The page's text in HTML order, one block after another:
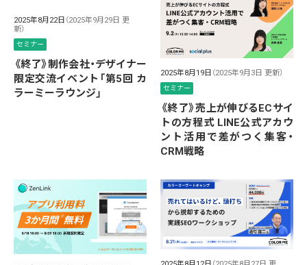
2025年8月22日 （2025年9月29日 更
新）
セミナー
《終了》制作会社・デザイナー
限定交流イベント「第5回 カ
ラーミーラウンジ」
2025年8月19日 （2025年9月3日 更新）
セミナー
《終了》売上が伸びるECサイ
トの方程式 LINE公式アカウ
ント活用で差がつく集客・
CRM戦略